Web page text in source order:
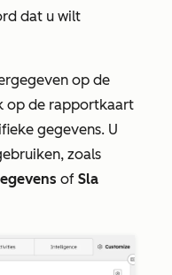
dat u wilt
op de
op de rapportkaart
gegevens. U
zoals
of Sla